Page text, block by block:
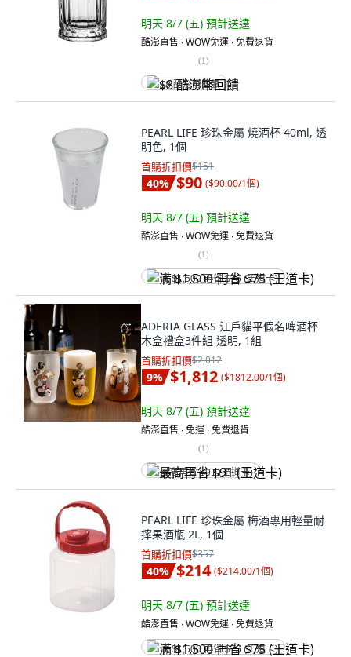
明天 8/7 (五) 預計送達
酷澎直售 ∙ WOW免運 ∙ 免費退貨
(1)
$8 酷澎幣回饋
PEARL LIFE 珍珠金屬 燒酒杯 40ml, 透
明色, 1個
首購折扣價$151
40% $90 ($90.00/1個)
明天 8/7 (五) 預計送達
酷澎直售 ∙ WOW免運 ∙ 免費退貨
(1)
满 $1,500 再省 $75 (王道卡)
ADERIA GLASS 江戶貓平假名啤酒杯
木盒禮盒3件組 透明, 1組
首購折扣價$2,012
9% $1,812 ($1812.00/1個)
明天 8/7 (五) 預計送達
酷澎直售 ∙ 免運 ∙ 免費退貨
(1)
最高再省 $91 (王道卡)
PEARL LIFE 珍珠金屬 梅酒專用輕量耐
摔果酒瓶 2L, 1個
首購折扣價$357
40% $214 ($214.00/1個)
明天 8/7 (五) 預計送達
酷澎直售 ∙ WOW免運 ∙ 免費退貨
满 $1,500 再省 $75 (王道卡)